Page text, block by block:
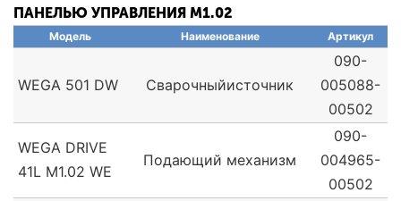
ПАНЕЛЬЮ УПРАВЛЕНИЯ M1.02
Модель Наименование Артикул
WEGA 501 DW Сварочныйисточник
090-
005088-
00502
WEGA DRIVE
41L M1.02 WE
Подающий механизм
090-
004965-
00502